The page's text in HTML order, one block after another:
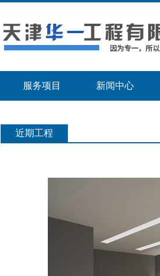
服务项目 新闻中心
近期工程